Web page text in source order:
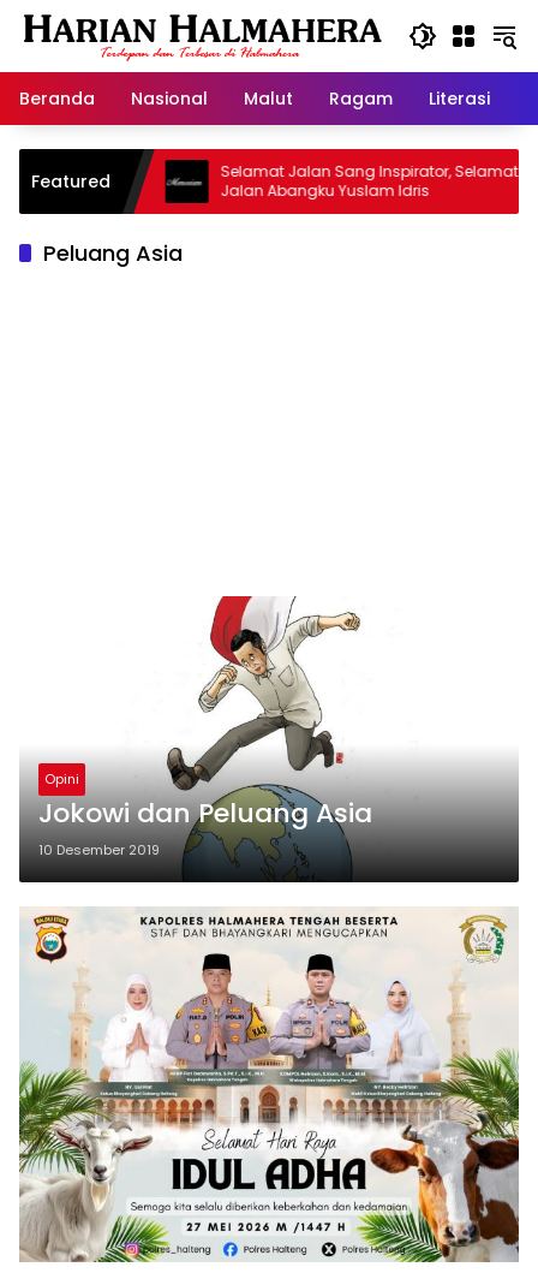
Langsung
Beranda
Nasional Malut Ragam Literasi
Featured
Warisan
Selamat Jalan Sang Inspirator, Selamat
Jalan Abangku Yuslam Idris
Peluang Asia
Opini
Jokowi dan Peluang Asia
10 Desember 2019